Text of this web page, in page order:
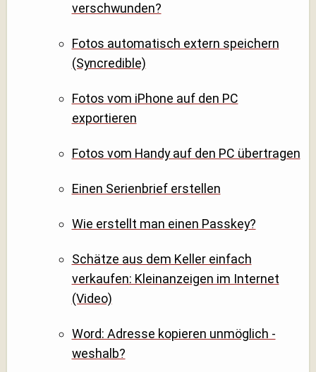
verschwunden?
Fotos automatisch extern speichern
(Syncredible)
Fotos vom iPhone auf den PC
exportieren
Fotos vom Handy auf den PC übertragen
Einen Serienbrief erstellen
Wie erstellt man einen Passkey?
Schätze aus dem Keller einfach
verkaufen: Kleinanzeigen im Internet
(Video)
Word: Adresse kopieren unmöglich -
weshalb?